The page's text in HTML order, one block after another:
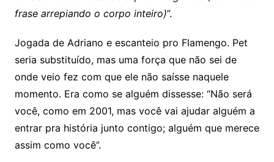
frase arrepiando o corpo inteiro)”.
Jogada de Adriano e escanteio pro Flamengo. Pet
seria substituído, mas uma força que não sei de
onde veio fez com que ele não saísse naquele
momento. Era como se alguém dissesse: “Não será
você, como em 2001, mas você vai ajudar alguém a
entrar pra história junto contigo; alguém que merece
assim como você”.